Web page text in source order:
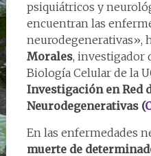
psiquiátricos y
encuentran las
neurodegenerativas»,
Morales, investigador
Biología Celular de la
Investigación en Red
Neurodegenerativas (
En las enfermedades
muerte de